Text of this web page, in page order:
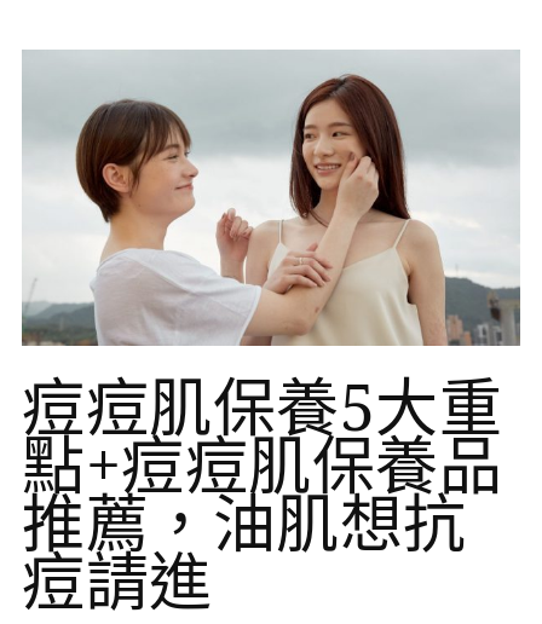
痘痘肌保養5大重
點+痘痘肌保養品
推薦，油肌想抗
痘請進